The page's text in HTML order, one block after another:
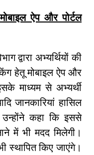
ऐप और पोर्टल
द्वारा अभ्यर्थियों की
हेतू मोबाइल ऐप और
माध्यम से अभ्यर्थी
जानकारियां हासिल
कहा कि इससे
में भी मदद मिलेगी।
किए जाएंगे।